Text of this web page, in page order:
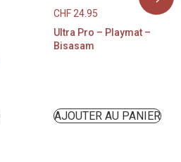
CHF 24.95
Ultra Pro – Playmat –
Bisasam
AJOUTER AU PANIER